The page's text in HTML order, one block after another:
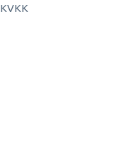
KVKK